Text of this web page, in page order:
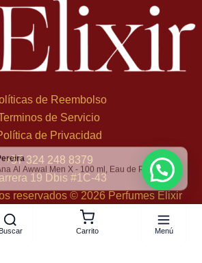
de Reembolso
de Servicio
de Privacidad
+57 324 248 8379
19 Dbis #1C-43
reservados © 2026 Perfumes Elixir
Buscar Carrito Menú
Al Awwal Men X - 100 ml, Eau de Parfum
×